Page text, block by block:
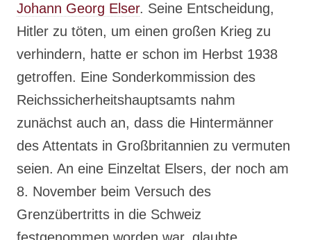
Johann Georg Elser. Seine Entscheidung,
Hitler zu töten, um einen großen Krieg zu
verhindern, hatte er schon im Herbst 1938
getroffen. Eine Sonderkommission des
Reichssicherheitshauptsamts nahm
zunächst auch an, dass die Hintermänner
des Attentats in Großbritannien zu vermuten
seien. An eine Einzeltat Elsers, der noch am
8. November beim Versuch des
Grenzübertritts in die Schweiz